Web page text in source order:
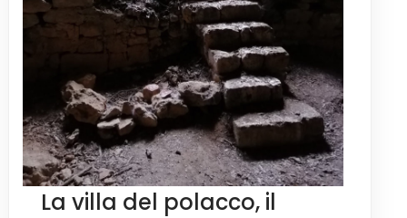
La villa del polacco, il